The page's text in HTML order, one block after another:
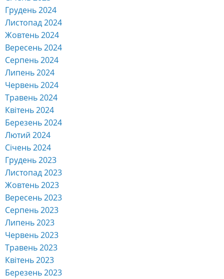
Грудень 2024
Листопад 2024
Жовтень 2024
Вересень 2024
Серпень 2024
Липень 2024
Червень 2024
Травень 2024
Квітень 2024
Березень 2024
Лютий 2024
Січень 2024
Грудень 2023
Листопад 2023
Жовтень 2023
Вересень 2023
Серпень 2023
Липень 2023
Червень 2023
Травень 2023
Квітень 2023
Березень 2023